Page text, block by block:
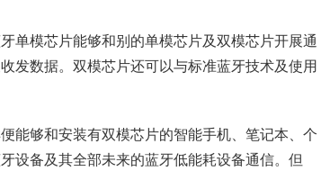
单模芯片能够和别的单模芯片及双模芯片开展通
发数据。双模芯片还可以与标准蓝牙技术及使用
能够和安装有双模芯片的智能手机、笔记本、个
设备及其全部未来的蓝牙低能耗设备通信。但